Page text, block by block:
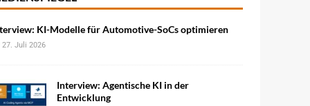
KI-Modelle für Automotive-SoCs optimieren
27. Juli 2026
Interview: Agentische KI in der
Entwicklung